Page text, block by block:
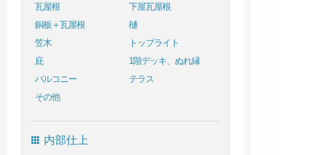
瓦屋根
下屋瓦屋根
銅板＋瓦屋根
樋
笠木
トップライト
庇
1階デッキ、ぬれ縁
バルコニー
テラス
その他
内部仕上